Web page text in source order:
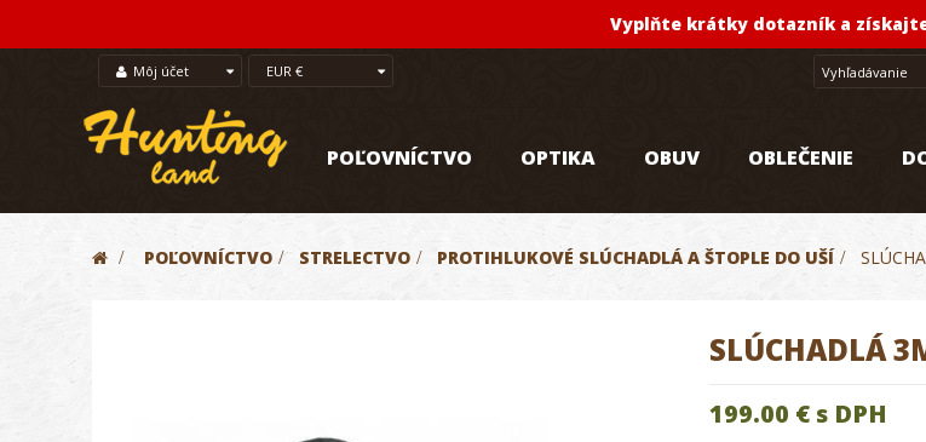
Vyplňte krátky dotazník a
Môj účet EUR €
POĽOVNÍCTVO OPTIKA OBUV OBLEČENIE
> POĽOVNÍCTVO > STRELECTVO > PROTIHLUKOVÉ SLÚCHADLÁ A ŠTOPLE DO UŠÍ >
SLÚCHADLÁ
199.00 €s DPH